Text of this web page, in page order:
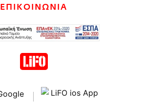
ΕΠΙΚΟΙΝΩΝΙΑ